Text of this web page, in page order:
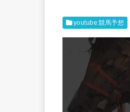
youtube:競馬予想